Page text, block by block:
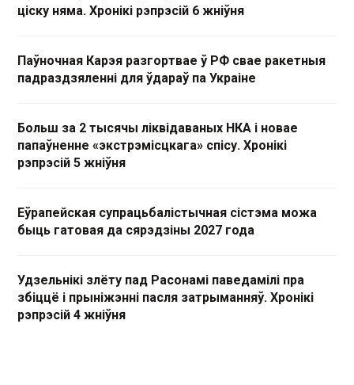
ціску няма. Хронікі рэпрэсій 6 жніўня
Паўночная Карэя разгортвае ў РФ свае ракетныя
падраздзяленні для ўдараў па Украіне
Больш за 2 тысячы ліквідаваных НКА і новае
папаўненне «экстрэмісцкага» спісу. Хронікі
рэпрэсій 5 жніўня
Еўрапейская супрацьбалістычная сістэма можа
быць гатовая да сярэдзіны 2027 года
Удзельнікі злёту пад Расонамі паведамілі пра
збіццё і прыніжэнні пасля затрыманняў. Хронікі
рэпрэсій 4 жніўня